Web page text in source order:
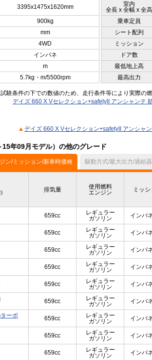
3395x1475x1620mm
室内
全長 x 全幅 x 全高
900kg 乗車定員
mm シート配列
4WD ミッション
インパネ ドア数
m 最低地上高
5.7kg・m/5500rpm 最高出力
験条件の下での数値のため、走行条件等により実際の燃
デイズ 660 X Vセレクション+safetyII アンシャンテ
デイズ 660 X Vセレクション+safetyII アンシャ
年09月モデル）の他のグレード
ン/ミッション/新車時価格 駆動方式/最大出力/過給
) 排気量
使用燃料
エンジン
ミッシ
659cc
レギュラー
ガソリン
インパ
659cc
レギュラー
ガソリン
インパ
659cc
レギュラー
ガソリン
インパ
659cc
レギュラー
ガソリン
インパ
659cc
レギュラー
ガソリン
インパ
659cc
レギュラー
ガソリン
インパ
ーボ
659cc
レギュラー
ガソリン
インパ
659cc
レギュラー
ガソリン
インパ
659cc
レギュラー
ガソリン
インパ